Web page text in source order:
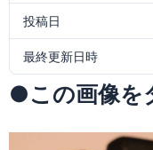
投稿日
最終更新日時
●この画像を